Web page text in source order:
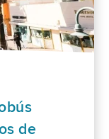
de